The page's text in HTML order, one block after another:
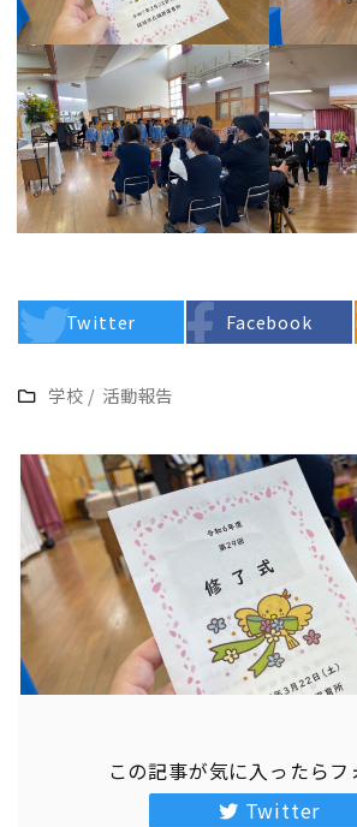
Twitter Facebook
学校 / 活動報告
この記事が気に入ったらフ
Twitter